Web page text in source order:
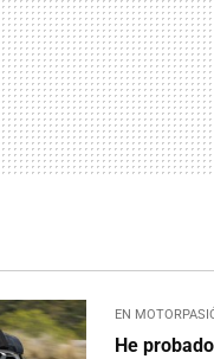
EN
He